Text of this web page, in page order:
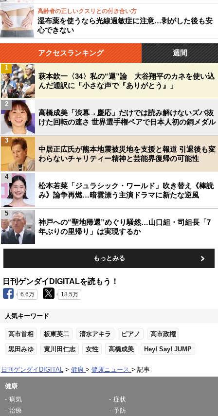
高齢者の正しいクスリとの付き合い方
湿布薬を使うなら光線過敏症に注意…剥がした後も安
心できない
アクセスランキング 週間
萩本欽一〈34〉私の“運”論 大谷翔平のカネを使い込
んだ通訳に「小さな声で『ありがとう』」
1
高橋成美「渋幕→慶応」だけでは読み解けないズバ抜
けた回転の速さ 世界選手権ペアで日本人初の銅メダル
2
中居正広氏が熊本地震被災地を支援と報道 引退後も変
わらないチャリティー精神と芸能界復帰の可能性
3
松本若菜「ジュラシック・ワールド」吹き替え《棒読
み》論争再燃…暗雲漂う主演ドラマに新たな逆風
4
神戸への“聖地帰還”めぐり騒然…山口組・司組長「7
年ぶりの里帰り」は実現するか
5
もっとみる
日刊ゲンダイDIGITALを読もう！
6.6万 18.5万
人気キーワード
高市首相 板東英二 清水アキラ ピアノ 高市政権
黒田みゆ 黄川田仁志 女性 高橋成美 Hey! Say! JUMP
日刊ゲンダイDIGITAL 健康 健康ニュース 記事
健康
病気
症状
治療
予防